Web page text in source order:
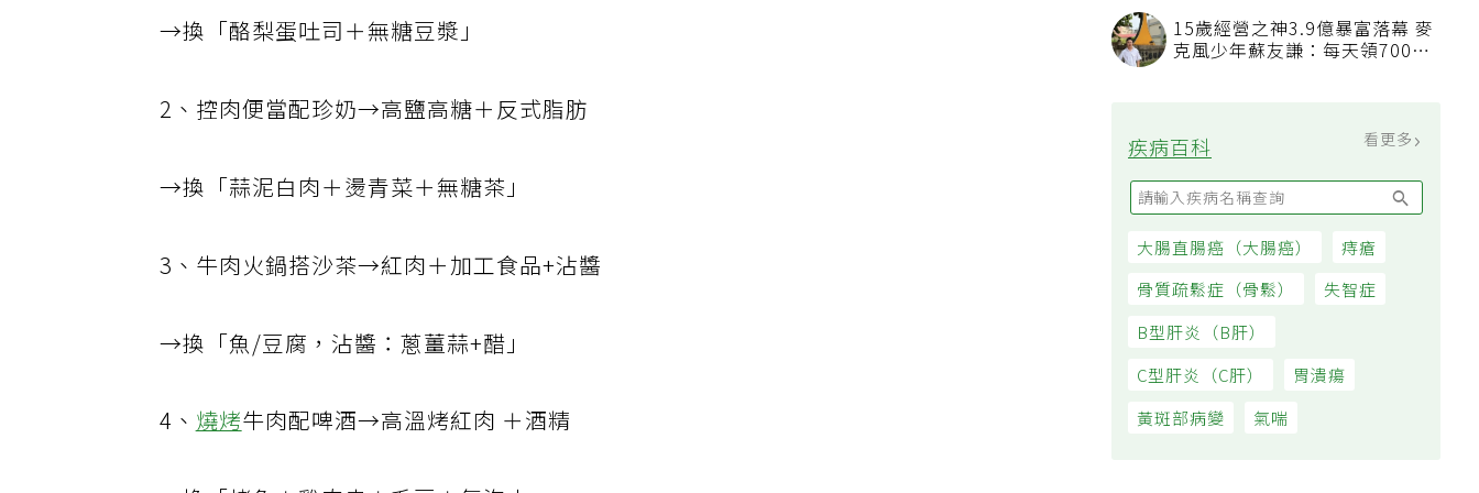
15歲經營之神3.9億暴富落幕 麥
克風少年蘇友謙：每天領700元
疾病百科
大腸直腸癌（大腸癌） 痔瘡
骨質疏鬆症（骨鬆） 失智症
B型肝炎（B肝）
C型肝炎（C肝）
黃斑部病變
→換「酪梨蛋吐司＋無糖豆漿」
2、控肉便當配珍奶→高鹽高糖＋反式脂肪
→換「蒜泥白肉＋燙青菜＋無糖茶」
3、牛肉火鍋搭沙茶→紅肉＋加工食品+沾醬
→換「魚/豆腐，沾醬：蔥薑蒜+醋」
4、燒烤 牛肉配啤酒→高溫烤紅肉 ＋酒精